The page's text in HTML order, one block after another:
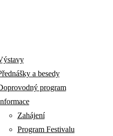
a besedy
program
Zahájení
Program Festivalu
A